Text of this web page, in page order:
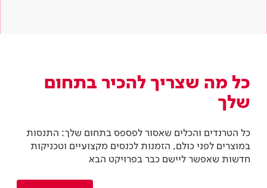
כל מה שצריך להכיר בתחום
שלך
כל הטרנדים והכלים שאסור לפספס בתחום שלך: התנסות
במוצרים לפני כולם, הזמנות לכנסים מקצועיים וטכניקות
חדשות שאפשר ליישם כבר בפרויקט הבא